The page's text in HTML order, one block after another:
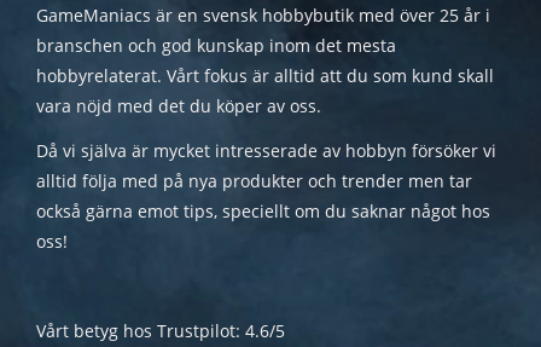
GameManiacs är en svensk hobbybutik med över 25 år i
branschen och god kunskap inom det mesta
hobbyrelaterat. Vårt fokus är alltid att du som kund skall
vara nöjd med det du köper av oss.
Då vi själva är mycket intresserade av hobbyn försöker vi
alltid följa med på nya produkter och trender men tar
också gärna emot tips, speciellt om du saknar något hos
oss!
Vårt betyg hos Trustpilot: 4.6/5